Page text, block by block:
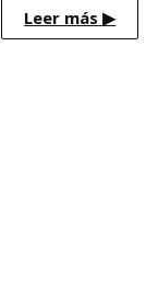
Leer más ▶